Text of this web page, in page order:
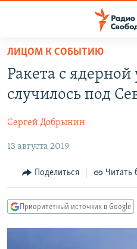
упрощенного
доступа
основному
Вернутся
главной
навигации
Вернутся
АВТОРСКИЕ ПРОЕКТЫ
ЦИТАТЫ СВОБОДЫ
МНЕНИЯ
КУЛЬТУРА
IDEL.РЕАЛИИ
КАВКАЗ.РЕАЛИИ
ЛИЦОМ К СОБЫТИЮ
Ракета с ядерной
случилось под
Сергей Добрынин
13 августа 2019
Поделиться Читать
Приоритетный источник в Google